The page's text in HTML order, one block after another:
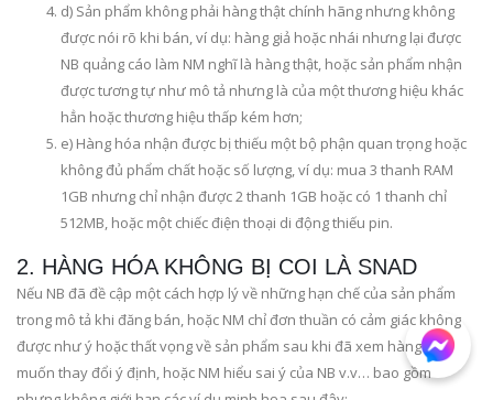
d) Sản phẩm không phải hàng thật chính hãng nhưng không
được nói rõ khi bán, ví dụ: hàng giả hoặc nhái nhưng lại được
NB quảng cáo làm NM nghĩ là hàng thật, hoặc sản phẩm nhận
được tương tự như mô tả nhưng là của một thương hiệu khác
hẳn hoặc thương hiệu thấp kém hơn;
e) Hàng hóa nhận được bị thiếu một bộ phận quan trọng hoặc
không đủ phẩm chất hoặc số lượng, ví dụ: mua 3 thanh RAM
1GB nhưng chỉ nhận được 2 thanh 1GB hoặc có 1 thanh chỉ
512MB, hoặc một chiếc điện thoại di động thiếu pin.
2. HÀNG HÓA KHÔNG BỊ COI LÀ SNAD
Nếu NB đã đề cập một cách hợp lý về những hạn chế của sản phẩm
trong mô tả khi đăng bán, hoặc NM chỉ đơn thuần có cảm giác không
được như ý hoặc thất vọng về sản phẩm sau khi đã xem hàng nên
muốn thay đổi ý định, hoặc NM hiểu sai ý của NB v.v… bao gồm